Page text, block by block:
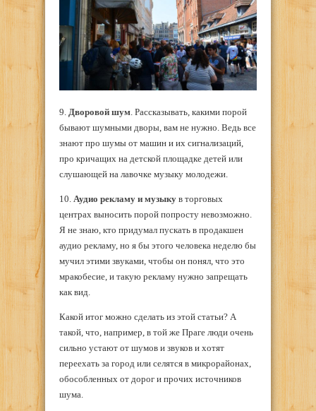
9. Дворовой шум. Рассказывать, какими порой
бывают шумными дворы, вам не нужно. Ведь все
знают про шумы от машин и их сигнализаций,
про кричащих на детской площадке детей или
слушающей на лавочке музыку молодежи.
10. Аудио рекламу и музыку в торговых
центрах выносить порой попросту невозможно.
Я не знаю, кто придумал пускать в продакшен
аудио рекламу, но я бы этого человека неделю бы
мучил этими звуками, чтобы он понял, что это
мракобесие, и такую рекламу нужно запрещать
как вид.
Какой итог можно сделать из этой статьи? А
такой, что, например, в той же Праге люди очень
сильно устают от шумов и звуков и хотят
переехать за город или селятся в микрорайонах,
обособленных от дорог и прочих источников
шума.